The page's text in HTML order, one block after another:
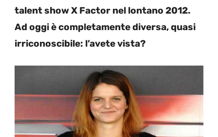
talent show X Factor nel lontano 2012.
Ad oggi è completamente diversa, quasi
irriconoscibile: l’avete vista?